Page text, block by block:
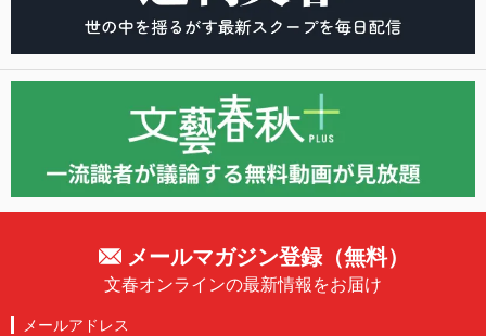
メールマガジン登録（無料）
文春オンラインの最新情報をお届け
メールアドレス